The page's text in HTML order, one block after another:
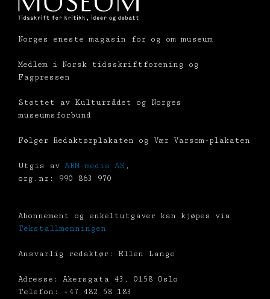
Norges eneste magasin for og om museum
Medlem i Norsk tidsskriftforening og
Fagpressen
Støttet av Kulturrådet og Norges
museumsforbund
Følger Redaktørplakaten og Vær Varsom-plakaten
Utgis av ABM-media AS ,
org.nr: 990 863 970
Abonnement og enkeltutgaver kan kjøpes via
Tekstallmenningen
Ansvarlig redaktør: Ellen Lange
Adresse: Akersgata 43, 0158 Oslo
Telefon: +47 482 58 183